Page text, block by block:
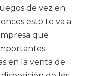
de vez en
esto te va a
que
en la venta de